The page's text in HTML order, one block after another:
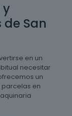
y
San
en un
necesitar
un
en